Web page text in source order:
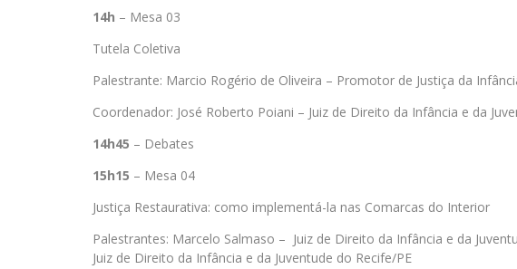
14h – Mesa 03
Tutela Coletiva
Palestrante: Marcio Rogério de Oliveira – Promotor de Justiça da
Coordenador: José Roberto Poiani – Juiz de Direito da Infância e da
14h45 – Debates
15h15 – Mesa 04
Justiça Restaurativa: como implementá-la nas Comarcas do Interior
Palestrantes: Marcelo Salmaso – Juiz de Direito da Infância e da
Juiz de Direito da Infância e da Juventude do Recife/PE